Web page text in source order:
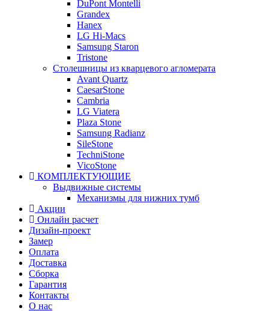
DuPont Montelli
Grandex
Hanex
LG Hi-Macs
Samsung Staron
Tristone
Столешницы из кварцевого агломерата
Avant Quartz
CaesarStone
Cambria
LG Viatera
Plaza Stone
Samsung Radianz
SileStone
TechniStone
VicoStone
КОМПЛЕКТУЮЩИЕ
Выдвижные системы
Механизмы для нижних тумб
Акции
Онлайн расчет
Дизайн-проект
Замер
Оплата
Доставка
Сборка
Гарантия
Контакты
О нас